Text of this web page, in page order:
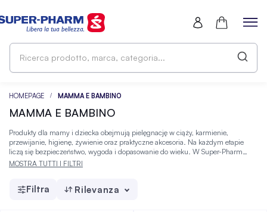
HOMEPAGE MAMMA E BAMBINO
MAMMA E BAMBINO
Produkty dla mamy i dziecka obejmują pielęgnację w ciąży, karmienie,
przewijanie, higienę, żywienie oraz praktyczne akcesoria. Na każdym etapie
liczą się bezpieczeństwo, wygoda i dopasowanie do wieku. W Super-Pharm
znajdziesz produkty dla mamy i dziecka różniące się składem, formatem oraz
MOSTRA TUTTI I FILTRI
Filtra Rilevanza